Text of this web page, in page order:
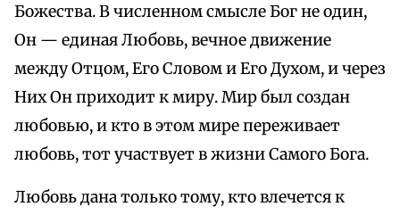
Божества. В численном смысле Бог не один,
Он — единая Любовь, вечное движение
между Отцом, Его Словом и Его Духом, и через
Них Он приходит к миру. Мир был создан
любовью, и кто в этом мире переживает
любовь, тот участвует в жизни Самого Бога.
Любовь дана только тому, кто влечется к